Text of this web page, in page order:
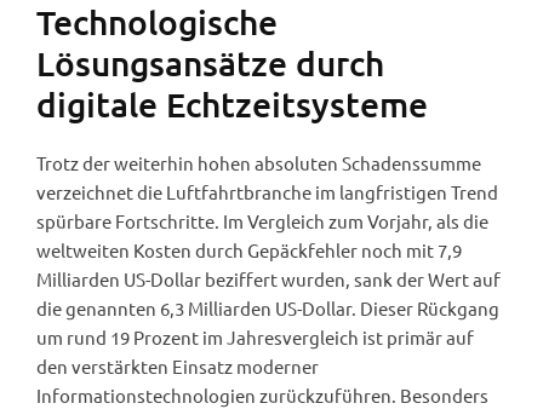
Technologische
Lösungsansätze durch
digitale Echtzeitsysteme
Trotz der weiterhin hohen absoluten Schadenssumme
verzeichnet die Luftfahrtbranche im langfristigen Trend
spürbare Fortschritte. Im Vergleich zum Vorjahr, als die
weltweiten Kosten durch Gepäckfehler noch mit 7,9
Milliarden US-Dollar beziffert wurden, sank der Wert auf
die genannten 6,3 Milliarden US-Dollar. Dieser Rückgang
um rund 19 Prozent im Jahresvergleich ist primär auf
den verstärkten Einsatz moderner
Informationstechnologien zurückzuführen. Besonders